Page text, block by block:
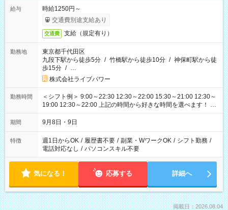
給与
時給1250円～
交通費別途支給あり
交通費 支給（規定有り）
勤務地
東京都千代田区
九段下駅から徒歩5分 / 竹橋駅から徒歩10分 / 神保町駅から徒
歩15分 / …
株式会社ライブパワー
勤務時間
＜シフト例＞ 9:00～22:30 12:30～22:00 15:30～21:00 12:30～
19:00 12:30～22:00 上記の時間から好きな時間を選べます！ ※
時間は変更となる可能性があります
期間 9月8日・9日
特徴 週1日からOK / 履歴書不要 / 副業・WワークOK / シフト勤務 /
電話対応なし / パソコンスキル不要
気になる！ 応募する 詳細へ
掲載日：2026.08.04